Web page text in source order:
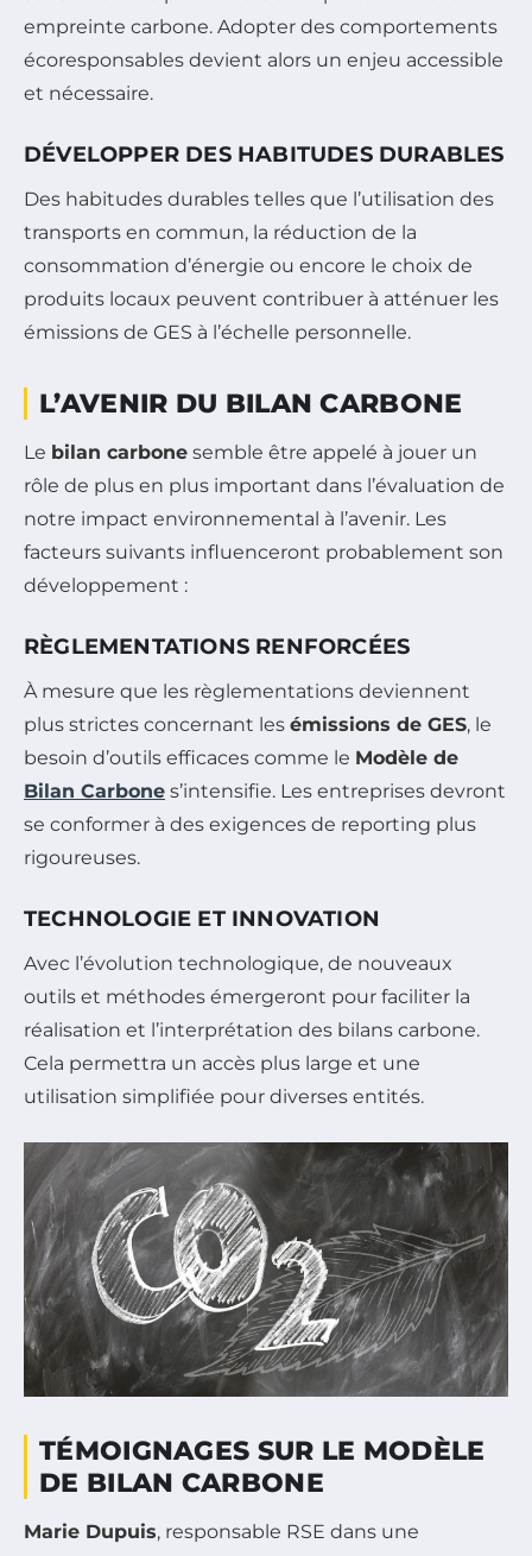
empreinte carbone. Adopter des comportements
écoresponsables devient alors un enjeu accessible
et nécessaire.
DÉVELOPPER DES HABITUDES DURABLES
Des habitudes durables telles que l’utilisation des
transports en commun, la réduction de la
consommation d’énergie ou encore le choix de
produits locaux peuvent contribuer à atténuer les
émissions de GES à l’échelle personnelle.
L’AVENIR DU BILAN CARBONE
Le bilan carbone semble être appelé à jouer un
rôle de plus en plus important dans l’évaluation de
notre impact environnemental à l’avenir. Les
facteurs suivants influenceront probablement son
développement :
RÈGLEMENTATIONS RENFORCÉES
À mesure que les règlementations deviennent
plus strictes concernant les émissions de GES, le
besoin d’outils efficaces comme le Modèle de
Bilan Carbone s’intensifie. Les entreprises devront
se conformer à des exigences de reporting plus
rigoureuses.
TECHNOLOGIE ET INNOVATION
Avec l’évolution technologique, de nouveaux
outils et méthodes émergeront pour faciliter la
réalisation et l’interprétation des bilans carbone.
Cela permettra un accès plus large et une
utilisation simplifiée pour diverses entités.
TÉMOIGNAGES SUR LE MODÈLE
DE BILAN CARBONE
Marie Dupuis, responsable RSE dans une